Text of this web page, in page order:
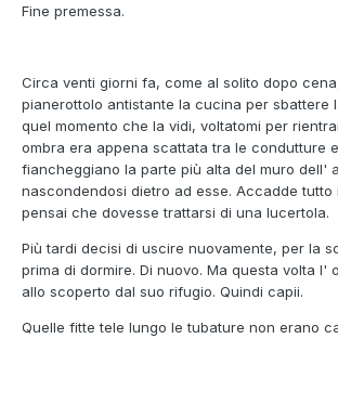
Fine premessa.
Circa venti giorni fa, come al solito dopo
pianerottolo antistante la cucina per sbattere
quel momento che la vidi, voltatomi per
ombra era appena scattata tra le condutture
fiancheggiano la parte più alta del muro dell'
nascondendosi dietro ad esse. Accadde tutto
pensai che dovesse trattarsi di una lucertola.
Più tardi decisi di uscire nuovamente, per la
prima di dormire. Di nuovo. Ma questa volta l'
allo scoperto dal suo rifugio. Quindi capii.
Quelle fitte tele lungo le tubature non erano